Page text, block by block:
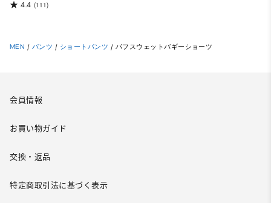
4.4 (111)
MEN / パンツ / ショートパンツ / パフスウェットバギーショーツ
会員情報
お買い物ガイド
交換・返品
特定商取引法に基づく表示